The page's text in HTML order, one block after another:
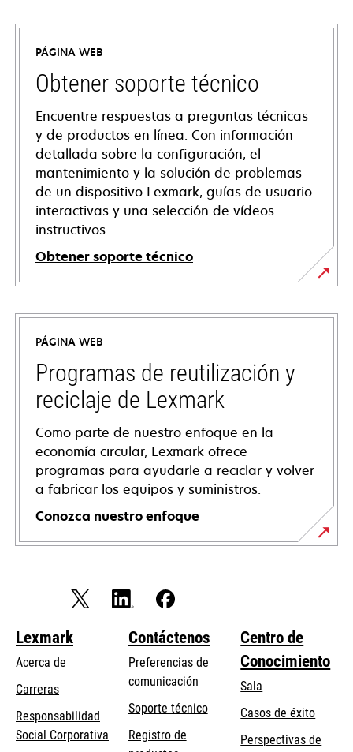
PÁGINA WEB
Obtener soporte técnico
Encuentre respuestas a preguntas técnicas
y de productos en línea. Con información
detallada sobre la configuración, el
mantenimiento y la solución de problemas
de un dispositivo Lexmark, guías de usuario
interactivas y una selección de vídeos
instructivos.
Obtener soporte técnico
se
abre
una
pestaña
nueva
PÁGINA WEB
Programas de reutilización y
reciclaje de Lexmark
Como parte de nuestro enfoque en la
economía circular, Lexmark ofrece
programas para ayudarle a reciclar y volver
a fabricar los equipos y suministros.
Conozca nuestro enfoque
Lexmark
Acerca de
Carreras
Responsabilidad
Social Corporativa
Contáctenos
Preferencias de
comunicación
Soporte técnicose
Registro de
Centro de
Conocimiento
Sala
Casos de éxito
Perspectivas de